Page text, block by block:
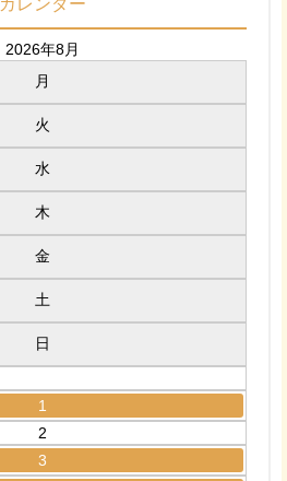
2026年8月
月
火
水
木
金
土
日
1
2
3